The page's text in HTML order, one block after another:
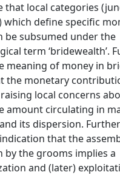
that local categories
which define specific
be subsumed under the
term ‘bridewealth’.
meaning of money in
the monetary
local concerns
amount circulating in
its dispersion.
that the
by the grooms implies a
and (later)